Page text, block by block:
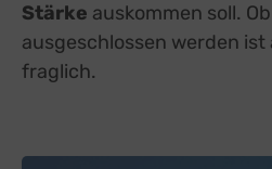
Stärke auskommen soll.
ausgeschlossen werden ist
fraglich.